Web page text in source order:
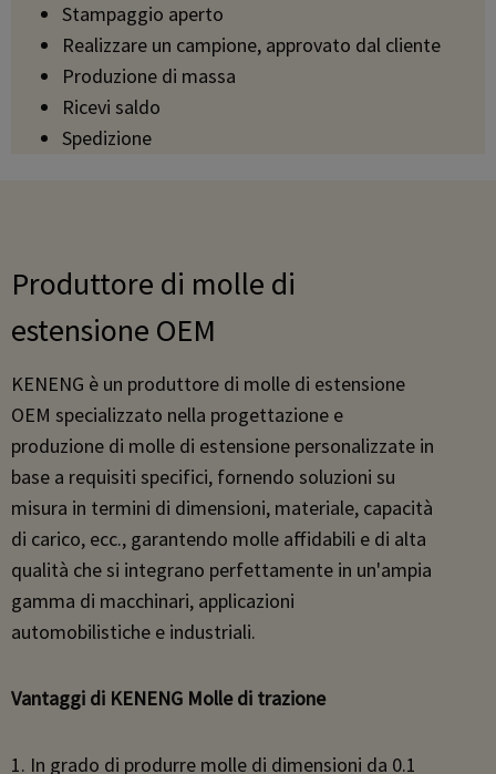
Stampaggio aperto
Realizzare un campione, approvato dal cliente
Produzione di massa
Ricevi saldo
Spedizione
Produttore di molle di
estensione OEM
KENENG è un produttore di molle di estensione
OEM specializzato nella progettazione e
produzione di molle di estensione personalizzate in
base a requisiti specifici, fornendo soluzioni su
misura in termini di dimensioni, materiale, capacità
di carico, ecc., garantendo molle affidabili e di alta
qualità che si integrano perfettamente in un'ampia
gamma di macchinari, applicazioni
automobilistiche e industriali.
Vantaggi di KENENG Molle di trazione
1. In grado di produrre molle di dimensioni da 0.1